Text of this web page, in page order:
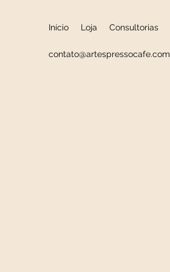
Início Loja Consultorias
contato@artespressocafe.com